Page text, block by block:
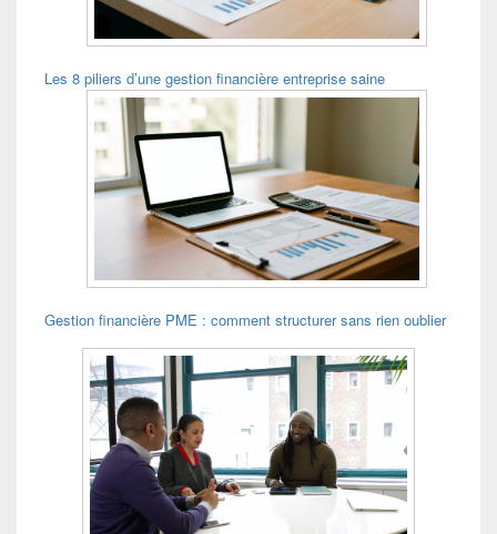
Les 8 piliers d’une gestion financière entreprise saine
Gestion financière PME : comment structurer sans rien oublier